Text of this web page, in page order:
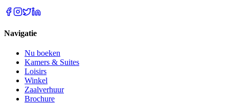
Navigatie
Nu boeken
Kamers & Suites
Loisirs
Winkel
Zaalverhuur
Brochure